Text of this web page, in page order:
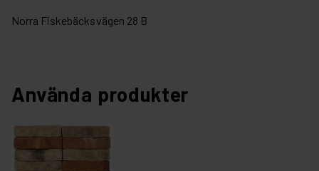
Norra Fiskebäcksvägen 28 B
Använda produkter